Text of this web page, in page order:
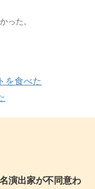
った。
を食べた
演出家が不同意わ